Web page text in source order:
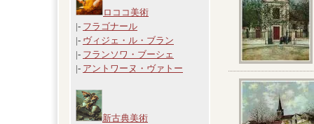
ロココ美術
|- フラゴナール
|- ヴィジェ・ル・ブラン
|- フランソワ・ブーシェ
|- アントワーヌ・ヴァトー
新古典美術